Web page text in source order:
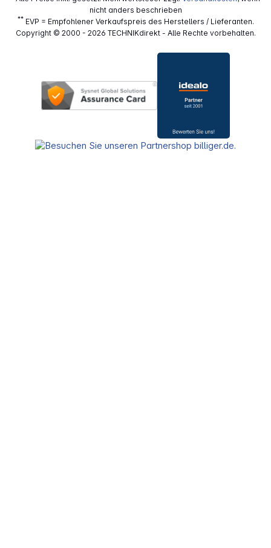
nicht anders beschrieben
**EVP = Empfohlener Verkaufspreis des Herstellers / Lieferanten.
Copyright © 2000 - 2026 TECHNIKdirekt - Alle Rechte vorbehalten.